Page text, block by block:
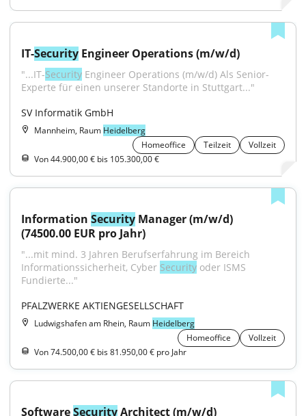
IT-Security Engineer Operations (m/w/d)
"...IT-Security Engineer Operations (m/w/d) Als Senior-
Experte für einen unserer Standorte in Stuttgart..."
SV Informatik GmbH
Mannheim, Raum Heidelberg
Homeoffice
Teilzeit
Vollzeit
Von 44.900,00 € bis 105.300,00 €
Information Security Manager (m/w/d)
(74500.00 EUR pro Jahr)
"...mit mind. 3 Jahren Berufserfahrung im Bereich
Informationssicherheit, Cyber Security oder ISMS
Fundierte..."
PFALZWERKE AKTIENGESELLSCHAFT
Ludwigshafen am Rhein, Raum Heidelberg
Homeoffice
Vollzeit
Von 74.500,00 € bis 81.950,00 € pro Jahr
Software Security Architect (m/w/d)